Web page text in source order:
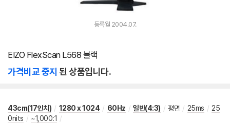
등록월 2004.07.
EIZO FlexScan L568 블랙
가격비교 중지 된 상품입니다.
43cm(17인치) / 1280 x 1024 / 60Hz / 일반(4:3) / 평면 / 25ms / 25
0nits / ~1,000:1 /